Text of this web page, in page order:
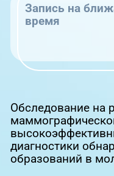
Запись на
время
Обследование на
диагностики
образований в